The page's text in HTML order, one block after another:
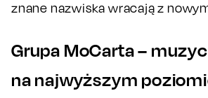
znane nazwiska wracają z
Grupa MoCarta –
na najwyższym